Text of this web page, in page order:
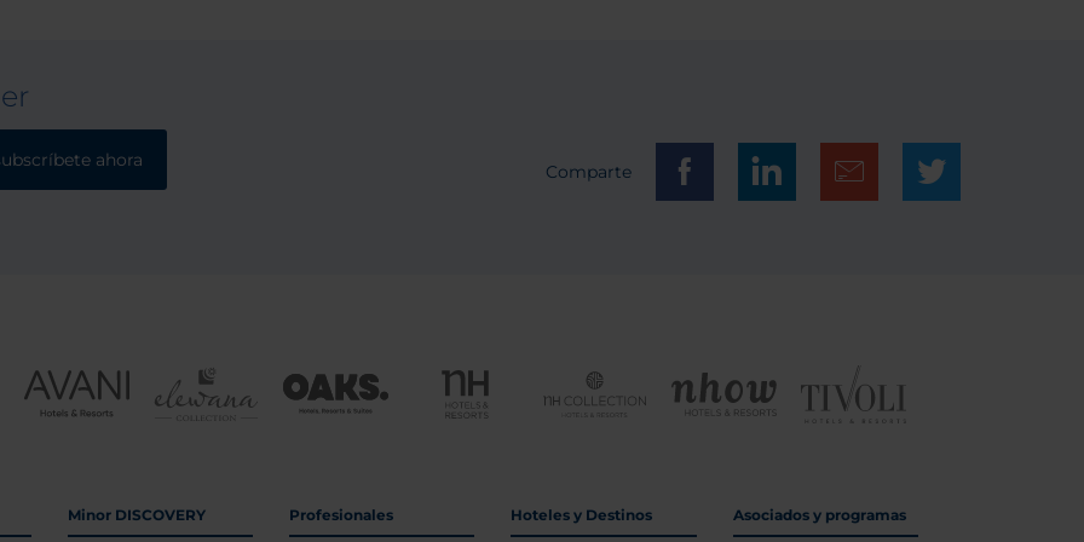
ahora
Comparte
Minor DISCOVERY Profesionales Hoteles y Destinos Asociados y programas